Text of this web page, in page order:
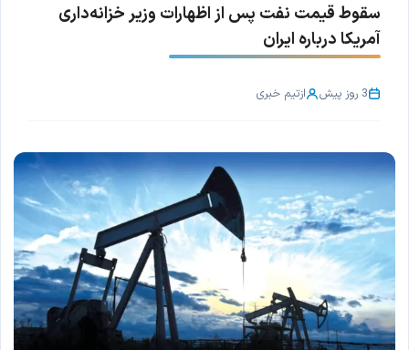
سقوط قیمت نفت پس از اظهارات وزیر خزانه‌داری
آمریکا درباره ایران
3 روز پیش ازتیم خبری